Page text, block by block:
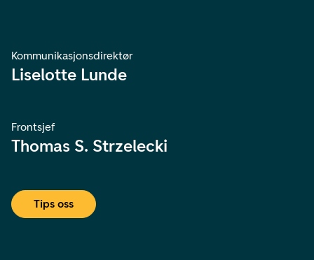
Kommunikasjonsdirektør
Liselotte Lunde
Frontsjef
Thomas S. Strzelecki
Tips oss